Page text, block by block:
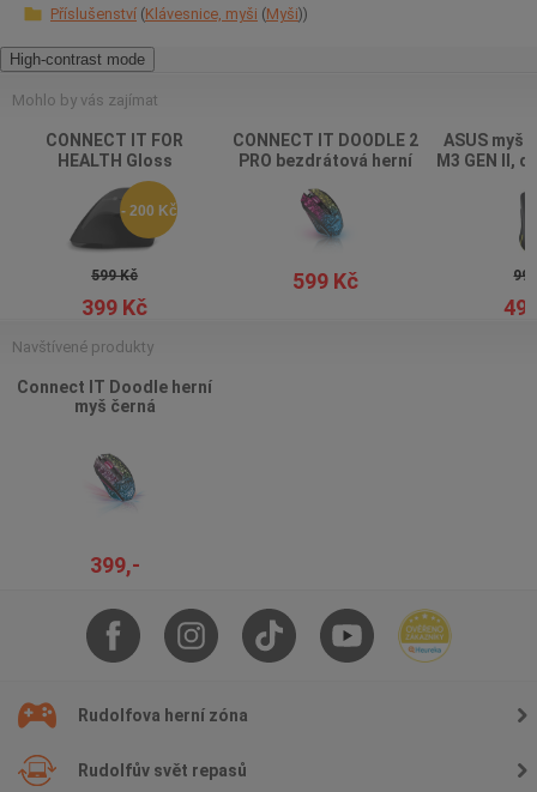
Příslušenství Klávesnice, myši Myši
High-contrast mode
Mohlo by vás zajímat
CONNECT IT FOR
HEALTH Gloss
ergonomická vertikální
myš, černá
- 200 Kč
599 Kč
399 Kč
CONNECT IT DOODLE 2
PRO bezdrátová herní
599 Kč
ASUS myš
M3 GEN II,
Navštívené produkty
Connect IT Doodle herní
myš černá
399,-
Rudolfova herní zóna
Rudolfův svět repasů